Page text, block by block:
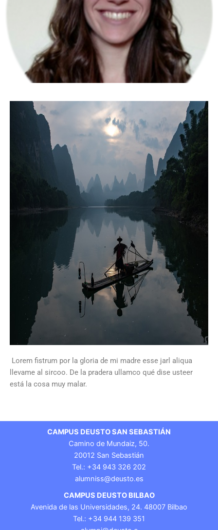
Lorem fistrum por la gloria de mi madre esse jarl aliqua
llevame al sircoo. De la pradera ullamco qué dise usteer
está la cosa muy malar.
CAMPUS DEUSTO SAN SEBASTIÁN
Camino de Mundaiz, 50.
20012 San Sebastián
Tel.: +34 943 326 202
alumniss@deusto.es
CAMPUS DEUSTO BILBAO
Avenida de las Universidades, 24. 48007 Bilbao
Tel.: +34 944 139 351